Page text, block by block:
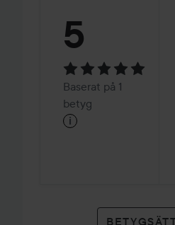
Betyg:
5
på
betyg
5
Baserat på 1
betyg
i